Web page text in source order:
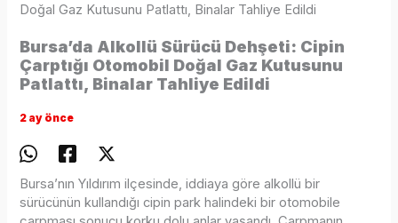
Doğal Gaz Kutusunu Patlattı, Binalar Tahliye Edildi
Bursa’da Alkollü Sürücü Dehşeti: Cipin
Çarptığı Otomobil Doğal Gaz Kutusunu
Patlattı, Binalar Tahliye Edildi
2 ay önce
Bursa’nın Yıldırım ilçesinde, iddiaya göre alkollü bir
sürücünün kullandığı cipin park halindeki bir otomobile